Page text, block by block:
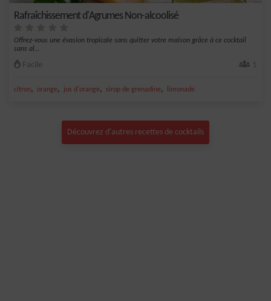
Rafraîchissement d'Agrumes Non-alcoolisé
Offrez-vous une évasion tropicale sans quitter votre maison grâce à ce cocktail
sans al...
Facile 1
citron, orange, jus d'orange, sirop de grenadine, limonade
Découvrez d'autres recettes de cocktails